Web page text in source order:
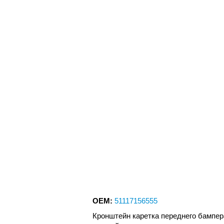
OEM: 51117156555
Кронштейн каретка переднего